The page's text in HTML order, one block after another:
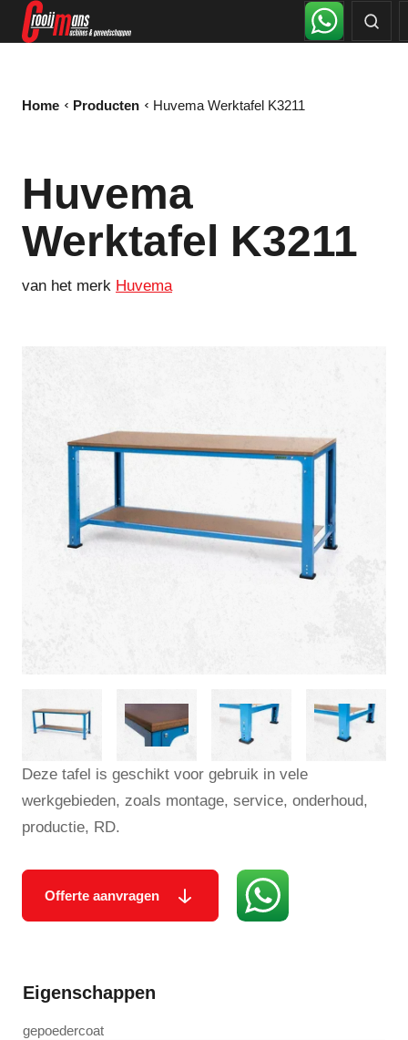
Home Producten Huvema Werktafel K3211
Huvema
Werktafel K3211
van het merk Huvema
Deze tafel is geschikt voor gebruik in vele
werkgebieden, zoals montage, service, onderhoud,
productie, RD.
Offerte aanvragen
Eigenschappen
gepoedercoat